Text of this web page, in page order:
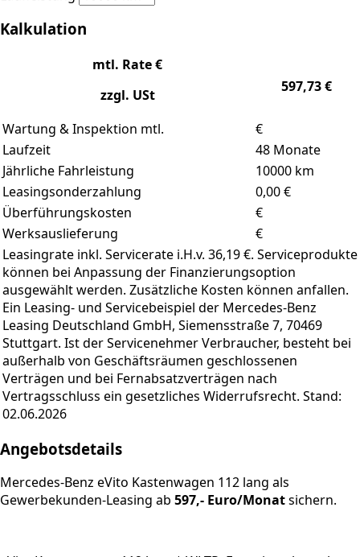
Kalkulation
mtl. Rate €
zzgl. USt
597,73€
Wartung & Inspektion mtl.
€
Laufzeit
48 Monate
Jährliche Fahrleistung
10000 km
Leasingsonderzahlung
0,00€
Überführungskosten
€
Werksauslieferung
€
Leasingrate inkl. Servicerate i.H.v. 36,19 €. Serviceprodukte
können bei Anpassung der Finanzierungsoption
ausgewählt werden. Zusätzliche Kosten können anfallen.
Ein Leasing- und Servicebeispiel der Mercedes-Benz
Leasing Deutschland GmbH, Siemensstraße 7, 70469
Stuttgart. Ist der Servicenehmer Verbraucher, besteht bei
außerhalb von Geschäftsräumen geschlossenen
Verträgen und bei Fernabsatzverträgen nach
Vertragsschluss ein gesetzliches Widerrufsrecht. Stand:
02.06.2026
Angebotsdetails
Mercedes-Benz eVito Kastenwagen 112 lang als
Gewerbekunden-Leasing ab 597,- Euro/Monatsichern.